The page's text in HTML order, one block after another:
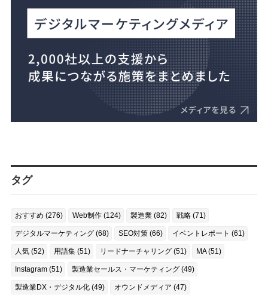
タグ
おすすめ (276) Web制作 (124) 製造業 (82) 戦略 (71)
デジタルマーケティング (68) SEO対策 (66) イベントレポート (61)
人気 (52) 用語集 (51) リードナーチャリング (51) MA (51)
Instagram (51) 製造業セールス・マーケティング (49)
製造業DX・デジタル化 (49) オウンドメディア (47)